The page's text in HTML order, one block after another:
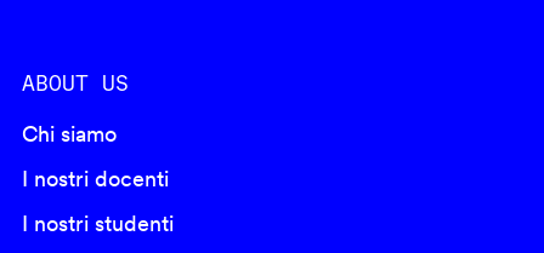
ABOUT US
Chi siamo
I nostri docenti
I nostri studenti